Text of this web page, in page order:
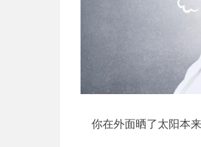
你在外面晒了太阳本